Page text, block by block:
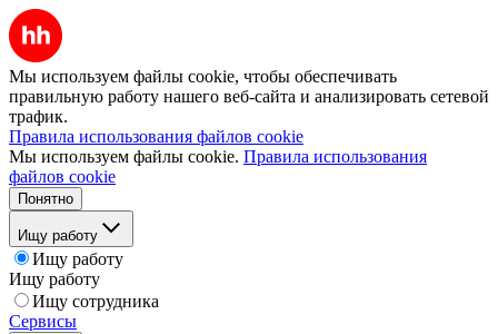
Мы используем файлы cookie, чтобы обеспечивать
правильную работу нашего веб-сайта и анализировать сетевой
трафик.
Правила использования файлов cookie
Мы используем файлы cookie. Правила использования
файлов cookie
Понятно
Ищу работу
Ищу работу
Ищу работу
Ищу сотрудника
Сервисы